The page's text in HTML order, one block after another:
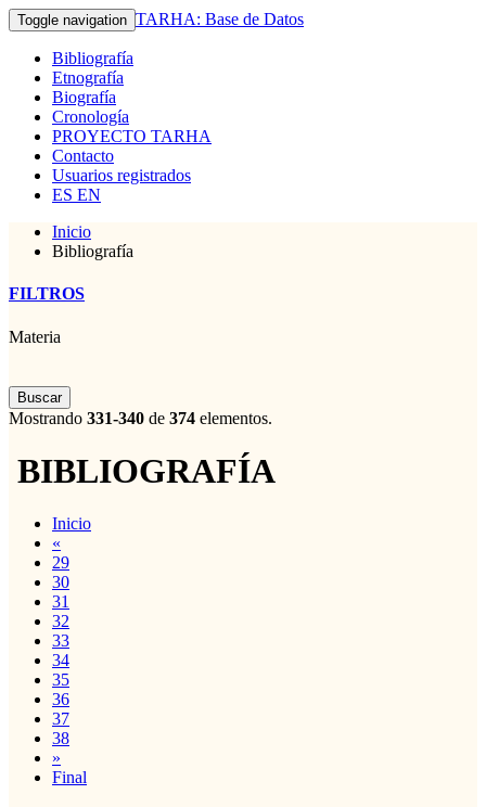
Toggle navigation TARHA: Base de Datos
Bibliografía
Etnografía
Biografía
Cronología
PROYECTO TARHA
Contacto
Usuarios registrados
ES EN
Inicio
Bibliografía
FILTROS
Materia
Buscar
Mostrando 331-340 de 374 elementos.
BIBLIOGRAFÍA
Inicio
«
29
30
31
32
33
34
35
36
37
38
»
Final